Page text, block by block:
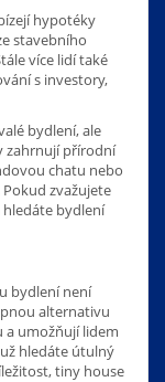
hypotéky
stavebního
více lidí také
s investory,
bydlení, ale
zahrnují přírodní
chatu nebo
zvažujete
hledáte bydlení
bydlení není
alternativu
umožňují lidem
hledáte útulný
tiny house